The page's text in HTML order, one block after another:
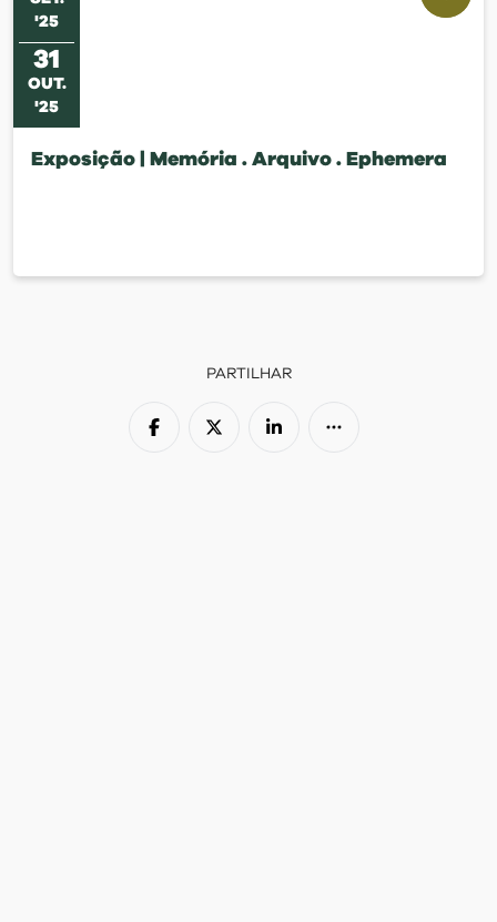
'25
31
OUT.
'25
Exposição | Memória . Arquivo . Ephemera
PARTILHAR